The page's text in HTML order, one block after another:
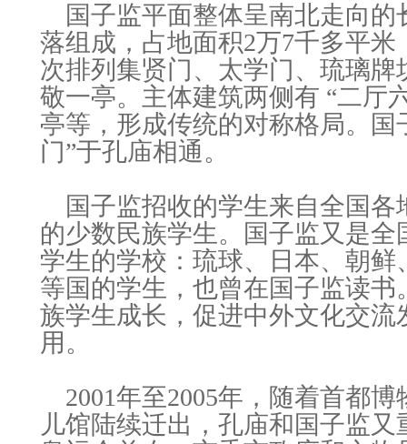
国子监平面整体呈南北走向的
落组成，占地面积2万7千多平
次排列集贤门、太学门、琉璃
敬一亭。主体建筑两侧有 “二厅
亭等，形成传统的对称格局。国
门”于孔庙相通。
国子监招收的学生来自全国各
的少数民族学生。国子监又是
学生的学校：琉球、日本、朝
等国的学生，也曾在国子监读
族学生成长，促进中外文化交流
用。
2001年至2005年，随着首都
儿馆陆续迁出，孔庙和国子监又